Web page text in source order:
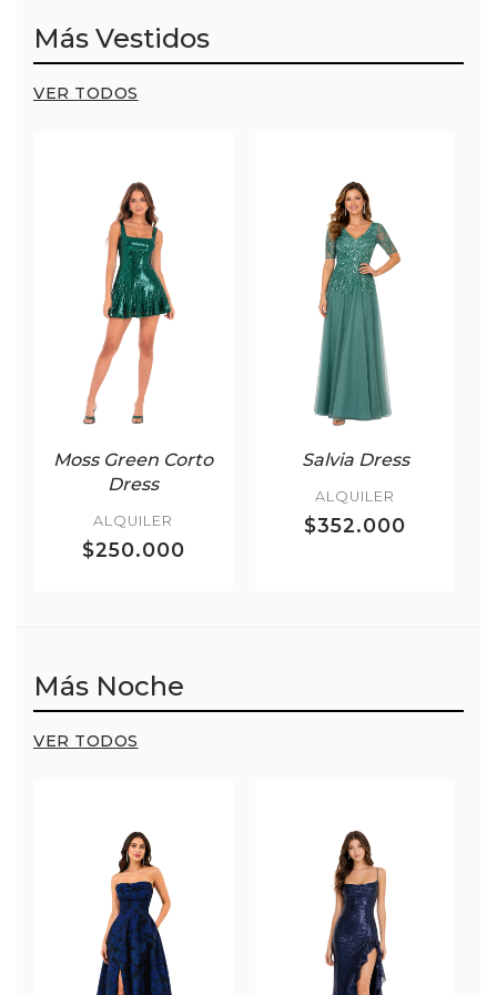
Más Vestidos
VER TODOS
Moss Green Corto
Dress
ALQUILER
$250.000
Salvia Dress
ALQUILER
$352.000
Más Noche
VER TODOS